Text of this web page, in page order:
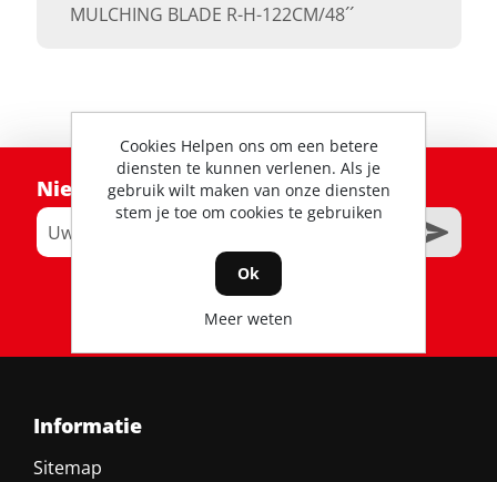
MULCHING BLADE R-H-122CM/48´´
Nieuwsbrief
RSS
Informatie
Sitemap
Cookies Helpen ons om een betere
diensten te kunnen verlenen. Als je
gebruik wilt maken van onze diensten
stem je toe om cookies te gebruiken
Ok
Meer weten